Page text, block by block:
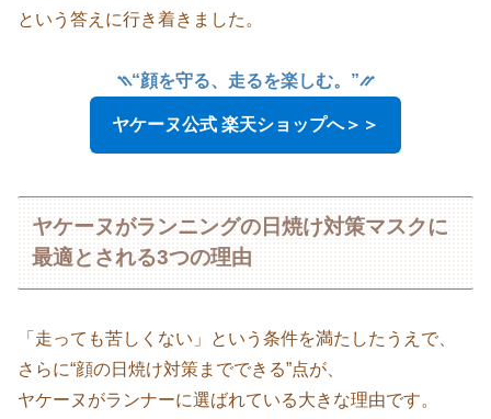
という答えに行き着きました。
⳹“顔を守る、走るを楽しむ。”⳼
ヤケーヌ公式 楽天ショップへ＞＞
ヤケーヌがランニングの日焼け対策マスクに
最適とされる3つの理由
「走っても苦しくない」という条件を満たしたうえで、
さらに“顔の日焼け対策までできる”点が、
ヤケーヌがランナーに選ばれている大きな理由です。